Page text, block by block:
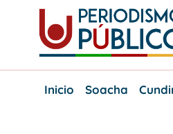
content
Noticias
Inicio
Soacha